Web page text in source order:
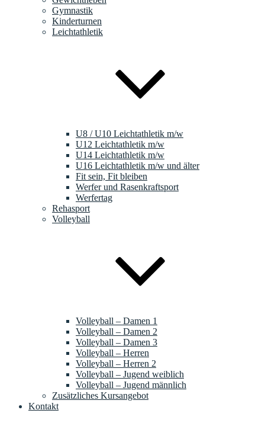
Gymnastik
Kinderturnen
Leichtathletik
U8 / U10 Leichtathletik m/w
U12 Leichtathletik m/w
U14 Leichtathletik m/w
U16 Leichtathletik m/w und älter
Fit sein, Fit bleiben
Werfer und Rasenkraftsport
Werfertag
Rehasport
Volleyball
Volleyball – Damen 1
Volleyball – Damen 2
Volleyball – Damen 3
Volleyball – Herren
Volleyball – Herren 2
Volleyball – Jugend weiblich
Volleyball – Jugend männlich
Zusätzliches Kursangebot
Kontakt